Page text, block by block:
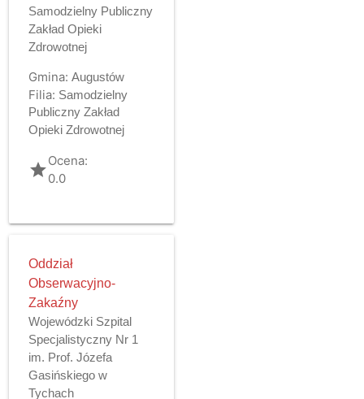
Samodzielny Publiczny
Zakład Opieki
Zdrowotnej
Gmina: Augustów
Filia: Samodzielny
Publiczny Zakład
Opieki Zdrowotnej
gradeOcena:
0.0
Oddział
Obserwacyjno-
Zakaźny
Wojewódzki Szpital
Specjalistyczny Nr 1
im. Prof. Józefa
Gasińskiego w
Tychach